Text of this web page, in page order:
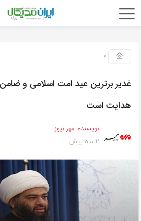
غدیر برترین عید امت اسلامی و
هدایت است
نویسنده: مهر نیوز
2 ماه پیش